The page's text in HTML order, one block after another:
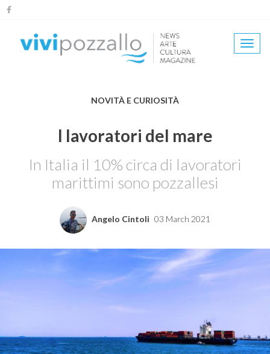
Salta
contenuto
NOVITÀ E CURIOSITÀ
I lavoratori del mare
In Italia il 10% circa di lavoratori
marittimi sono pozzallesi
Angelo Cintoli 03 March 2021